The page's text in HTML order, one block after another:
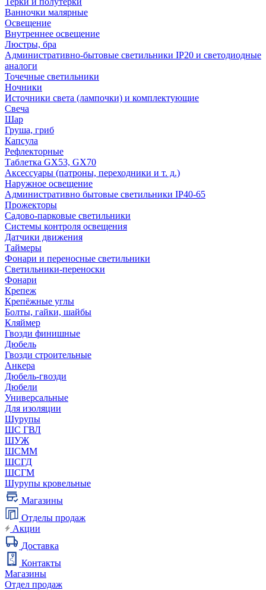
Ванночки малярные
Освещение
Внутреннее освещение
Люстры, бра
Административно-бытовые светильники IP20 и светодиодные
аналоги
Точечные светильники
Ночники
Источники света (лампочки) и комплектующие
Свеча
Шар
Груша, гриб
Капсула
Рефлекторные
Таблетка GX53, GX70
Аксессуары (патроны, переходники и т. д.)
Наружное освещение
Административно бытовые светильники IP40-65
Прожекторы
Садово-парковые светильники
Системы контроля освещения
Датчики движения
Таймеры
Фонари и переносные светильники
Светильники-переноски
Фонари
Крепеж
Крепёжные углы
Болты, гайки, шайбы
Кляймер
Гвозди финишные
Дюбель
Гвозди строительные
Анкера
Дюбель-гвозди
Дюбели
Универсальные
Для изоляции
Шурупы
ШС ГВЛ
ШУЖ
ШСММ
ШСГД
ШСГМ
Шурупы кровельные
Магазины
Отделы продаж
Акции
Доставка
Контакты
Магазины
Отдел продаж